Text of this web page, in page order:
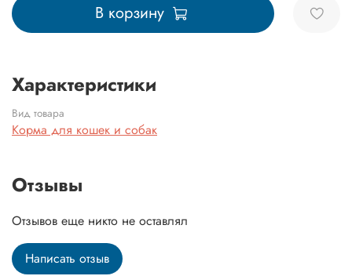
В корзину
Характеристики
Вид товара
Корма для кошек и собак
Отзывы
Отзывов еще никто не оставлял
Написать отзыв